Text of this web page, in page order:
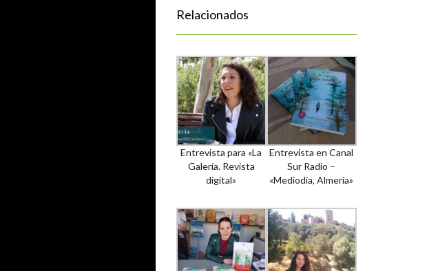
Relacionados
Entrevista para «La
Galería. Revista
digital»
Entrevista en Canal
Sur Radio –
«Mediodía, Almería»